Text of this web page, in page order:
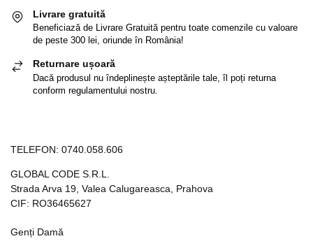
Livrare gratuită
Beneficiază de Livrare Gratuită pentru toate comenzile cu valoare
de peste 300 lei, oriunde în România!
Returnare ușoară
Dacă produsul nu îndeplinește așteptările tale, îl poți returna
conform regulamentului nostru.
TELEFON: 0740.058.606
GLOBAL CODE S.R.L.
Strada Arva 19, Valea Calugareasca, Prahova
CIF: RO36465627
Genți Damă